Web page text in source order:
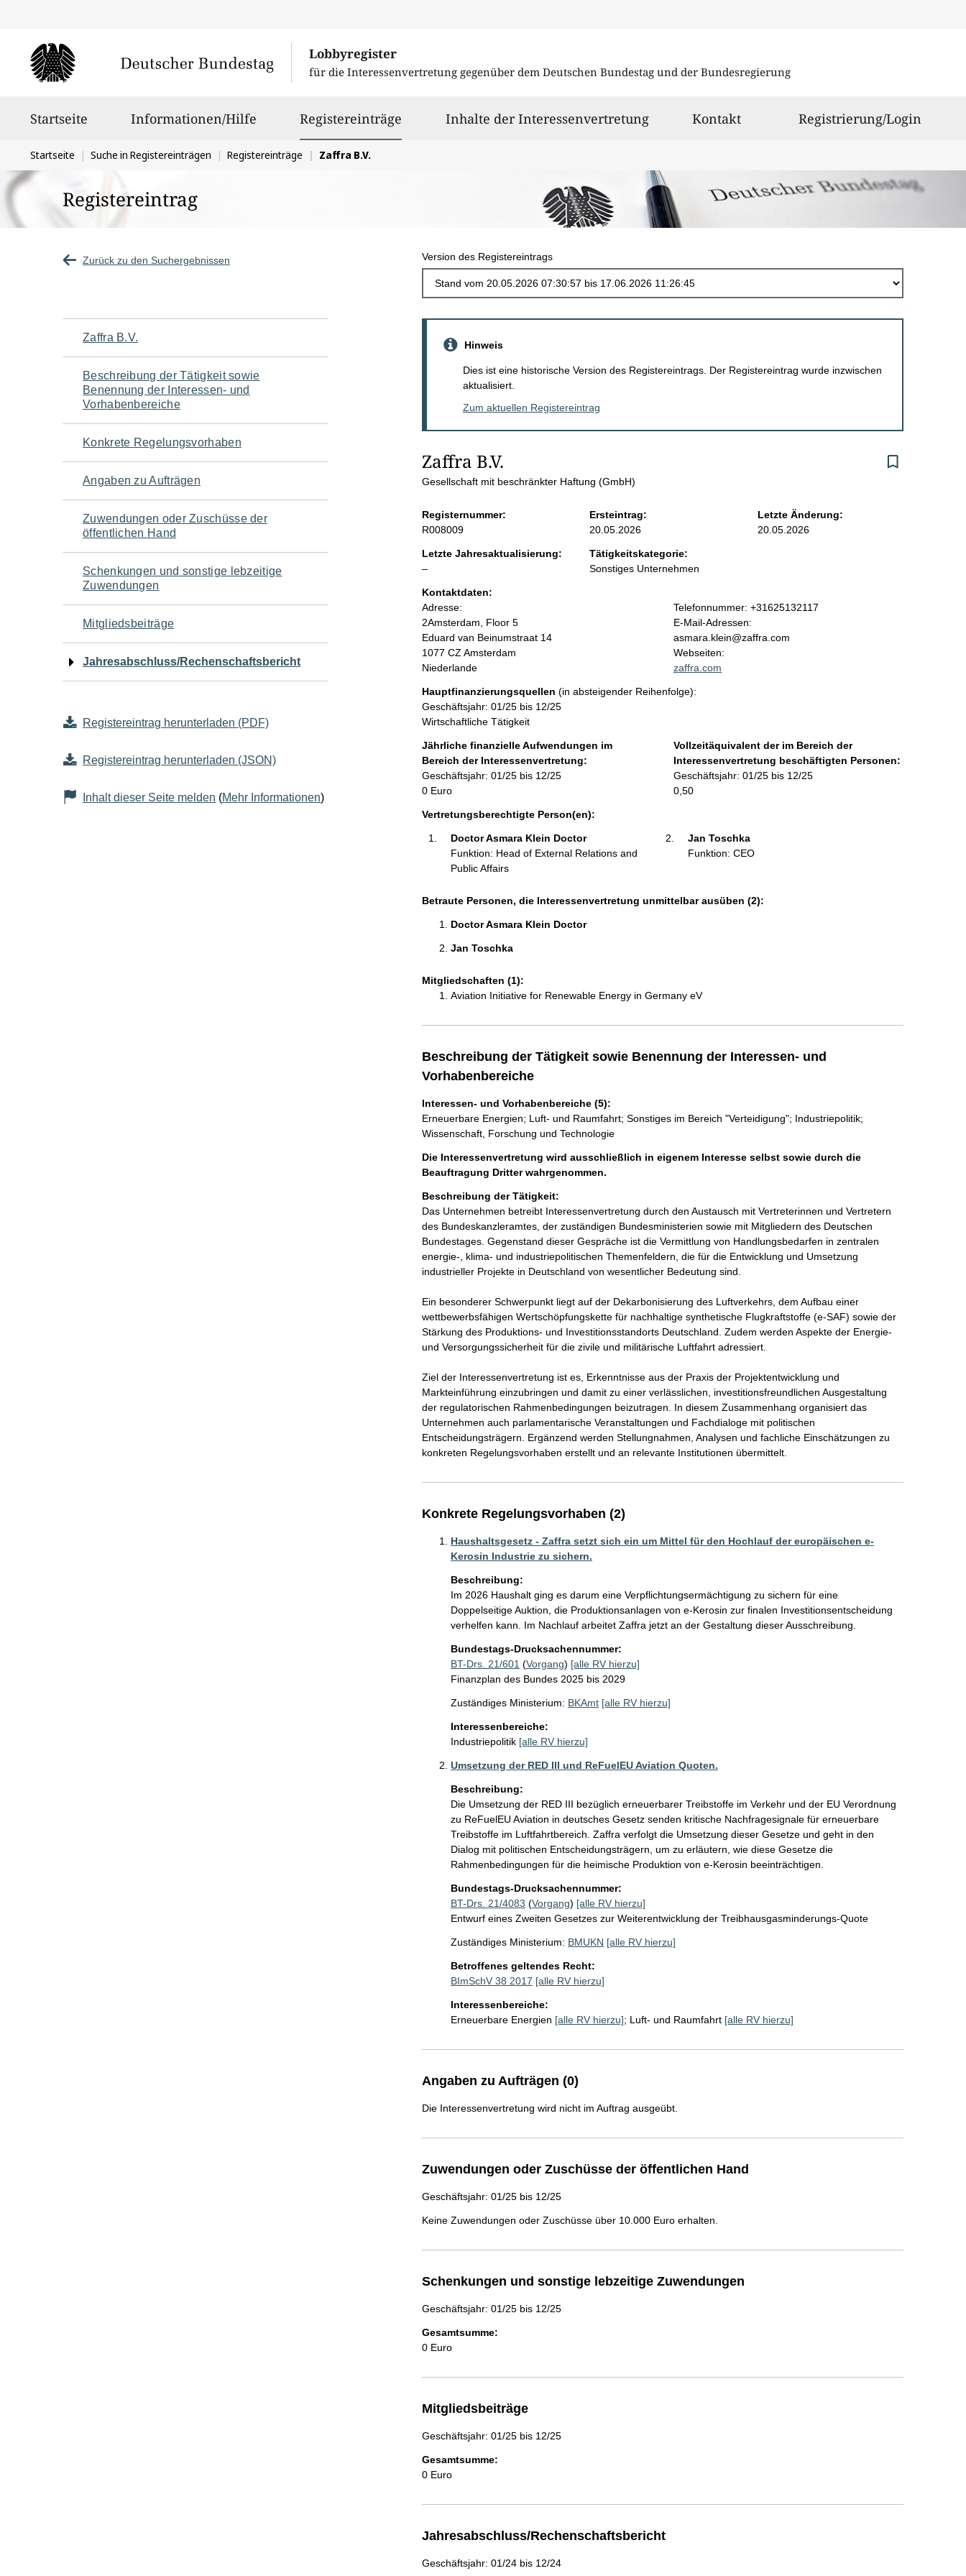
Lobbyregister
für die Interessenvertretung gegenüber dem Deutschen Bundestag und der Bundesregierung
Startseite Informationen/Hilfe Registereinträge ausgewähltInhalte der Interessenvertretung Kontakt Registrierung/Login
Sie
befinden
sich
hier:
Startseite Suche in Registereinträgen Registereinträge Zaffra B.V.
Registereintrag
Zurück zu den Suchergebnissen Version des Registereintrags
Navigation
für
den
Seiteninhalt
Zaffra B.V.
Beschreibung der Tätigkeit sowie
Benennung der Interessen- und
Vorhabenbereiche
Konkrete Regelungsvorhaben
Angaben zu Aufträgen
Zuwendungen oder Zuschüsse der
öffentlichen Hand
Schenkungen und sonstige lebzeitige
Zuwendungen
Mitgliedsbeiträge
Jahresabschluss/Rechenschaftsbericht
Registereintrag herunterladen (PDF)
Registereintrag herunterladen (JSON)
Inhalt dieser Seite melden (Mehr Informationen)
e
n
i
n
h
a
l
t
Hinweis
Dies ist eine historische Version des Registereintrags. Der Registereintrag wurde inzwischen
aktualisiert.
Zum aktuellen Registereintrag
Zaffra B.V.
Gesellschaft mit beschränkter Haftung (GmbH)
Registernummer:
R008009
Ersteintrag:
20.05.2026
Letzte Änderung:
20.05.2026
Letzte Jahresaktualisierung:
–l
e
r
Tätigkeitskategorie:
Sonstiges Unternehmen
Kontaktdaten:
Adresse:
2Amsterdam, Floor 5
Eduard van Beinumstraat 14
1077 CZ Amsterdam
Niederlande
K
o
n
t
a
t
f
o
r
m
Telefonnummer: +31625132117
E-Mail-Adressen:
asmara.klein@zaffra.com
Webseiten:
zaffra.com
Hauptfinanzierungsquellen (in absteigender Reihenfolge):
Geschäftsjahr: 01/25 bis 12/25
Wirtschaftliche Tätigkeit
Jährliche finanzielle Aufwendungen im
Bereich der Interessenvertretung:
Geschäftsjahr: 01/25 bis 12/25
0 Euro
Vollzeitäquivalent der im Bereich der
Interessenvertretung beschäftigten Personen:
Geschäftsjahr: 01/25 bis 12/25
0,50
Vertretungsberechtigte Person(en):
Doctor Asmara Klein Doctor
Funktion: Head of External Relations and
Public Affairs
Jan Toschka
Funktion: CEO
Betraute Personen, die Interessenvertretung unmittelbar ausüben (2):
Doctor Asmara Klein Doctor
Jan Toschka
Mitgliedschaften (1):
Aviation Initiative for Renewable Energy in Germany eV
Beschreibung der Tätigkeit sowie Benennung der Interessen- und
Vorhabenbereiche
Interessen- und Vorhabenbereiche (5):
Erneuerbare Energien; Luft- und Raumfahrt; Sonstiges im Bereich "Verteidigung"; Industriepolitik;
Wissenschaft, Forschung und Technologie
Die Interessenvertretung wird ausschließlich in eigenem Interesse selbst sowie durch die
Beauftragung Dritter wahrgenommen.
Beschreibung der Tätigkeit:
Das Unternehmen betreibt Interessenvertretung durch den Austausch mit Vertreterinnen und Vertretern
des Bundeskanzleramtes, der zuständigen Bundesministerien sowie mit Mitgliedern des Deutschen
Bundestages. Gegenstand dieser Gespräche ist die Vermittlung von Handlungsbedarfen in zentralen
energie-, klima- und industriepolitischen Themenfeldern, die für die Entwicklung und Umsetzung
industrieller Projekte in Deutschland von wesentlicher Bedeutung sind.
Ein besonderer Schwerpunkt liegt auf der Dekarbonisierung des Luftverkehrs, dem Aufbau einer
wettbewerbsfähigen Wertschöpfungskette für nachhaltige synthetische Flugkraftstoffe (e-SAF) sowie der
Stärkung des Produktions- und Investitionsstandorts Deutschland. Zudem werden Aspekte der Energie-
und Versorgungssicherheit für die zivile und militärische Luftfahrt adressiert.
Ziel der Interessenvertretung ist es, Erkenntnisse aus der Praxis der Projektentwicklung und
Markteinführung einzubringen und damit zu einer verlässlichen, investitionsfreundlichen Ausgestaltung
der regulatorischen Rahmenbedingungen beizutragen. In diesem Zusammenhang organisiert das
Unternehmen auch parlamentarische Veranstaltungen und Fachdialoge mit politischen
Entscheidungsträgern. Ergänzend werden Stellungnahmen, Analysen und fachliche Einschätzungen zu
konkreten Regelungsvorhaben erstellt und an relevante Institutionen übermittelt.
Konkrete Regelungsvorhaben (2)
Haushaltsgesetz - Zaffra setzt sich ein um Mittel für den Hochlauf der europäischen e-
Kerosin Industrie zu sichern.
Beschreibung:
Im 2026 Haushalt ging es darum eine Verpflichtungsermächtigung zu sichern für eine
Doppelseitige Auktion, die Produktionsanlagen von e-Kerosin zur finalen Investitionsentscheidung
verhelfen kann. Im Nachlauf arbeitet Zaffra jetzt an der Gestaltung dieser Ausschreibung.
Bundestags-Drucksachennummer:
BT-Drs. 21/601 (Vorgang) [alle RV hierzu]
Finanzplan des Bundes 2025 bis 2029
Zuständiges Ministerium: BKAmt [alle RV hierzu]
Interessenbereiche:
Industriepolitik [alle RV hierzu]
Umsetzung der RED III und ReFuelEU Aviation Quoten.
Beschreibung:
Die Umsetzung der RED III bezüglich erneuerbarer Treibstoffe im Verkehr und der EU Verordnung
zu ReFuelEU Aviation in deutsches Gesetz senden kritische Nachfragesignale für erneuerbare
Treibstoffe im Luftfahrtbereich. Zaffra verfolgt die Umsetzung dieser Gesetze und geht in den
Dialog mit politischen Entscheidungsträgern, um zu erläutern, wie diese Gesetze die
Rahmenbedingungen für die heimische Produktion von e-Kerosin beeinträchtigen.
Bundestags-Drucksachennummer:
BT-Drs. 21/4083 (Vorgang) [alle RV hierzu]
Entwurf eines Zweiten Gesetzes zur Weiterentwicklung der Treibhausgasminderungs-Quote
Zuständiges Ministerium: BMUKN [alle RV hierzu]
Betroffenes geltendes Recht:
BImSchV 38 2017 [alle RV hierzu]
Interessenbereiche:
Erneuerbare Energien [alle RV hierzu]; Luft- und Raumfahrt [alle RV hierzu]
Angaben zu Aufträgen (0)
Die Interessenvertretung wird nicht im Auftrag ausgeübt.
Zuwendungen oder Zuschüsse der öffentlichen Hand
Geschäftsjahr: 01/25 bis 12/25
Keine Zuwendungen oder Zuschüsse über 10.000 Euro erhalten.
Schenkungen und sonstige lebzeitige Zuwendungen
Geschäftsjahr: 01/25 bis 12/25
Gesamtsumme:
0 Euro
Mitgliedsbeiträge
Geschäftsjahr: 01/25 bis 12/25
Gesamtsumme:
0 Euro
Jahresabschluss/Rechenschaftsbericht
Geschäftsjahr: 01/24 bis 12/24